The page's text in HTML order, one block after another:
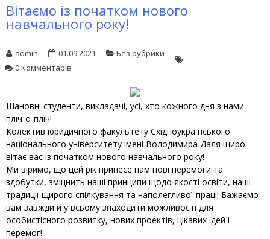
Вітаємо із початком нового
навчального року!
admin 01.09.2021
Без рубрики
0 Комментарів
Шановні студенти, викладачі, усі, хто кожного дня з нами
пліч-о-пліч!
Колектив юридичного факультету Східноукраїнського
національного університету імені Володимира Даля щиро
вітає вас із початком нового навчального року!
Ми віримо, що цей рік принесе нам нові перемоги та
здобутки, зміцнить наші принципи щодо якості освіти, наші
традиції щирого спілкування та наполегливої праці! Бажаємо
вам завжди й у всьому знаходити можливості для
особистісного розвитку, нових проектів, цікавих ідей і
перемог!